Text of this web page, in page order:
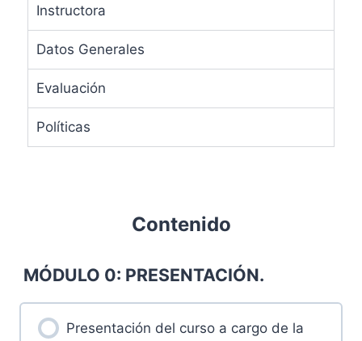
Instructora
Datos Generales
Evaluación
Políticas
Contenido
MÓDULO 0: PRESENTACIÓN.
Presentación del curso a cargo de la